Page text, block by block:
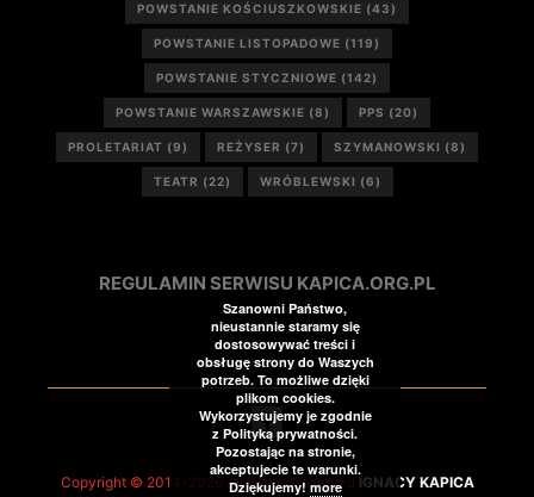
POWSTANIE KOŚCIUSZKOWSKIE (43)
POWSTANIE LISTOPADOWE (119)
POWSTANIE STYCZNIOWE (142)
POWSTANIE WARSZAWSKIE (8) PPS (20)
PROLETARIAT (9) REŻYSER (7) SZYMANOWSKI (8)
TEATR (22) WRÓBLEWSKI (6)
REGULAMIN SERWISU KAPICA.ORG.PL
Copyright © 2014-2026 All Rights Reserved IGNACY KAPICA
Szanowni Państwo,
nieustannie staramy się
dostosowywać treści i
obsługę strony do Waszych
potrzeb. To możliwe dzięki
plikom cookies.
Wykorzystujemy je zgodnie
z Polityką prywatności.
Pozostając na stronie,
akceptujecie te warunki.
Dziękujemy!more